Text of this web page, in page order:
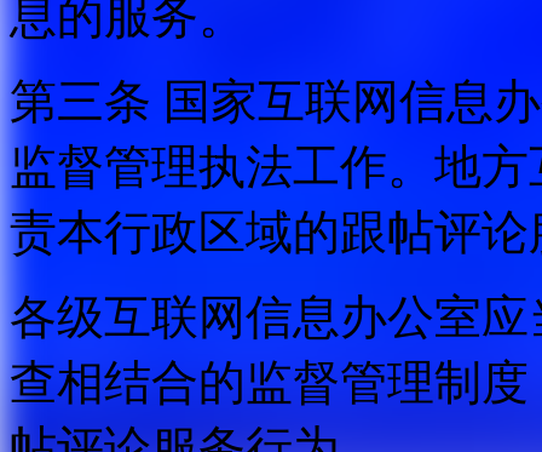
息的服务。
第三条 国家互联网信息
监督管理执法工作。地
责本行政区域的跟帖评
各级互联网信息办公室
查相结合的监督管理制